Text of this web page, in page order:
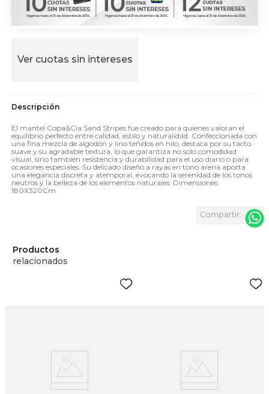
Ver cuotas sin intereses
El mantel Copa&Cia Sand Stripes fue creado para quienes valoran el
equilibrio perfecto entre calidad, estilo y naturalidad. Confeccionada con
una fina mezcla de algodón y lino teñidos en hilo, destaca por su tacto
suave y su agradable textura, lo que garantiza no solo comodidad
visual, sino también resistencia y durabilidad para el uso diario o para
ocasiones especiales. Su delicado diseño a rayas en tono arena aporta
una elegancia discreta y atemporal, evocando la serenidad de los tonos
neutros y la belleza de los elementos naturales. Dimensiones:
180X320Cm
Productos
relacionados